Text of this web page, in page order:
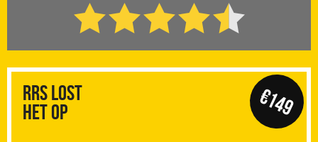
RRS Lost
het op
€149